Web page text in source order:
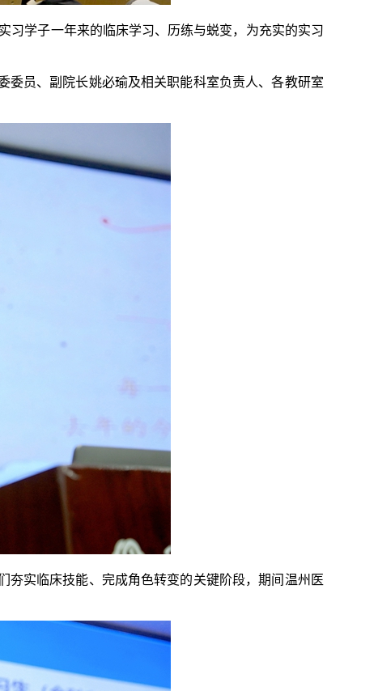
习学子一年来的临床学习、历练与蜕变，为充实的实习
委员、副院长姚必瑜及相关职能科室负责人、各教研室
夯实临床技能、完成角色转变的关键阶段，期间温州医